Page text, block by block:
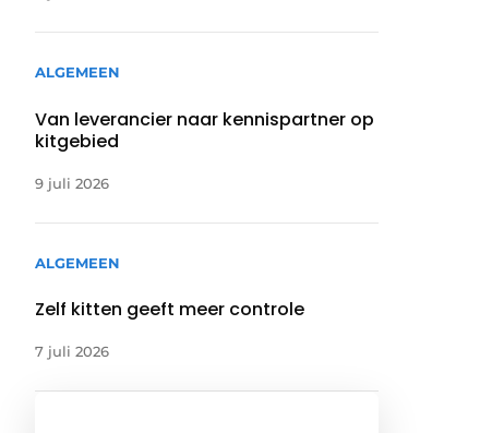
ALGEMEEN
Van leverancier naar kennispartner op
kitgebied
9 juli 2026
ALGEMEEN
Zelf kitten geeft meer controle
7 juli 2026